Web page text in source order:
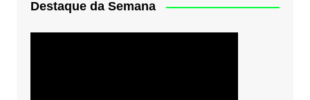
Destaque da Semana